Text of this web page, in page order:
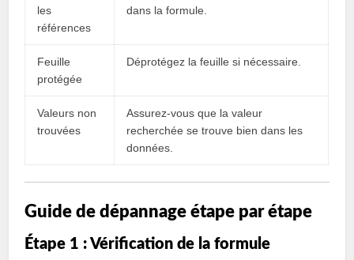
les
références
dans la formule.
Feuille
protégée
Déprotégez la feuille si nécessaire.
Valeurs non
trouvées
Assurez-vous que la valeur
recherchée se trouve bien dans les
données.
Guide de dépannage étape par étape
Étape 1 : Vérification de la formule